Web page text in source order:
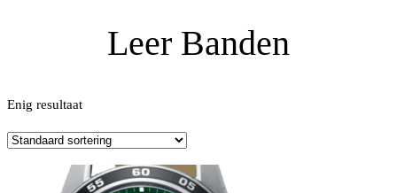
Leer Banden
Enig resultaat